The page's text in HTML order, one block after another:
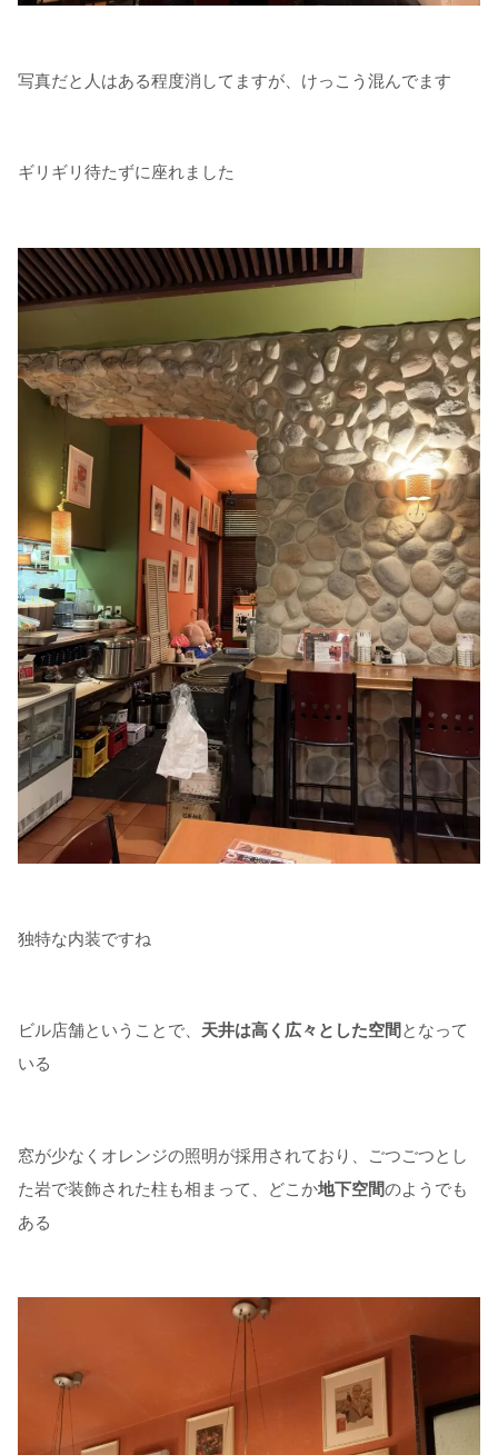
写真だと人はある程度消してますが、けっこう混んでます
ギリギリ待たずに座れました
独特な内装ですね
ビル店舗ということで、 天井は高く広々とした空間 となって
いる
窓が少なくオレンジの照明が採用されており、ごつごつとし
た岩で装飾された柱も相まって、どこか地下空間のようでも
ある